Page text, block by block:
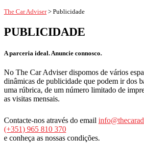
The Car Adviser> Publicidade
PUBLICIDADE
A parceria ideal. Anuncie connosco.
No The Car Adviser dispomos de vários
dinâmicas de publicidade que podem ir dos
uma rúbrica, de um número limitado de
as visitas mensais.
Contacte-nos através do email
(+351) 965 810 370
e conheça as nossas condições.